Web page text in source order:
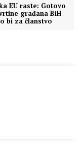
EU raste: Gotovo
građana BiH
bi za članstvo